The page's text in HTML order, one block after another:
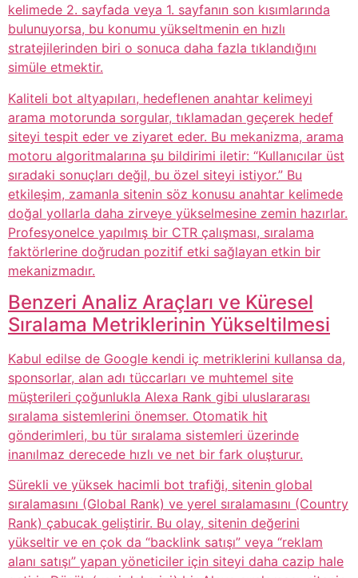
kelimede 2. sayfada veya 1. sayfanın son kısımlarında
bulunuyorsa, bu konumu yükseltmenin en hızlı
stratejilerinden biri o sonuca daha fazla tıklandığını
simüle etmektir.
Kaliteli bot altyapıları, hedeflenen anahtar kelimeyi
arama motorunda sorgular, tıklamadan geçerek hedef
siteyi tespit eder ve ziyaret eder. Bu mekanizma, arama
motoru algoritmalarına şu bildirimi iletir: “Kullanıcılar üst
sıradaki sonuçları değil, bu özel siteyi istiyor.” Bu
etkileşim, zamanla sitenin söz konusu anahtar kelimede
doğal yollarla daha zirveye yükselmesine zemin hazırlar.
Profesyonelce yapılmış bir CTR çalışması, sıralama
faktörlerine doğrudan pozitif etki sağlayan etkin bir
mekanizmadır.
Benzeri Analiz Araçları ve Küresel
Sıralama Metriklerinin Yükseltilmesi
Kabul edilse de Google kendi iç metriklerini kullansa da,
sponsorlar, alan adı tüccarları ve muhtemel site
müşterileri çoğunlukla Alexa Rank gibi uluslararası
sıralama sistemlerini önemser. Otomatik hit
gönderimleri, bu tür sıralama sistemleri üzerinde
inanılmaz derecede hızlı ve net bir fark oluşturur.
Sürekli ve yüksek hacimli bot trafiği, sitenin global
sıralamasını (Global Rank) ve yerel sıralamasını (Country
Rank) çabucak geliştirir. Bu olay, sitenin değerini
yükseltir ve en çok da “backlink satışı” veya “reklam
alanı satışı” yapan yöneticiler için siteyi daha cazip hale